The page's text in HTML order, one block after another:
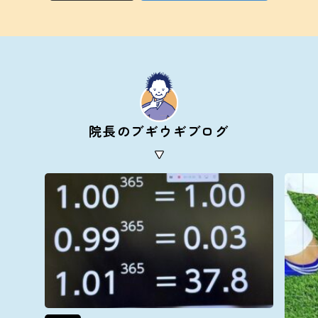
院長のブギウギブログ